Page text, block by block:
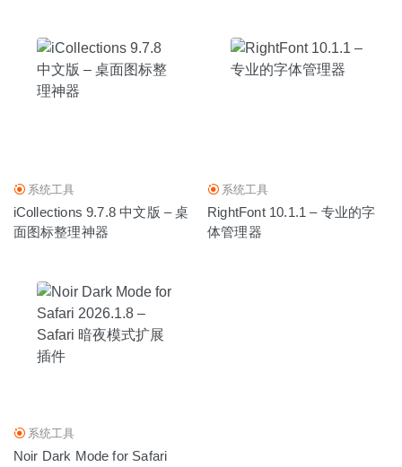
系统工具
iCollections 9.7.8 中文版 – 桌
面图标整理神器
系统工具
RightFont 10.1.1 – 专业的字
体管理器
系统工具
Noir Dark Mode for Safari